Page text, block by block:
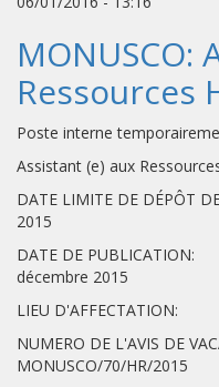
MONUSCO:
Ressources
Poste interne
Assistant (e) aux
DATE LIMITE DE DÉPÔT
2015
DATE DE
décembre 2015
LIEU
NUMERO DE L'AVIS
MONUSCO/70/HR/2015